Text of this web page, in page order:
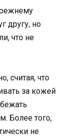
другу, но
что не
считая, что
за кожей
Более того,
не